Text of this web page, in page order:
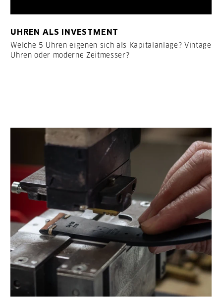
UHREN ALS INVESTMENT
Welche 5 Uhren eigenen sich als Kapitalanlage? Vintage
Uhren oder moderne Zeitmesser?